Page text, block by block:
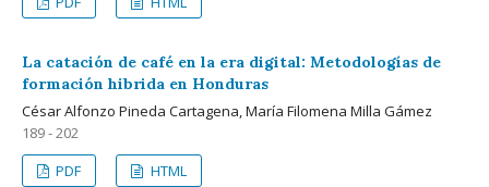
La catación de café en la era digital: Metodologías de
formación hibrida en Honduras
César Alfonzo Pineda Cartagena, María Filomena Milla Gámez
189 - 202
PDF
HTML